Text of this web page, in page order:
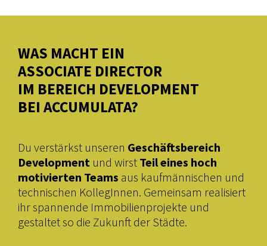
WAS MACHT EIN
ASSOCIATE DIRECTOR
IM BEREICH DEVELOPMENT
BEI ACCUMULATA?
Du verstärkst unseren Geschäftsbereich
Development und wirst Teil eines hoch
motivierten Teams aus kaufmännischen und
technischen KollegInnen. Gemeinsam realisiert
ihr spannende Immobilienprojekte und
gestaltet so die Zukunft der Städte.